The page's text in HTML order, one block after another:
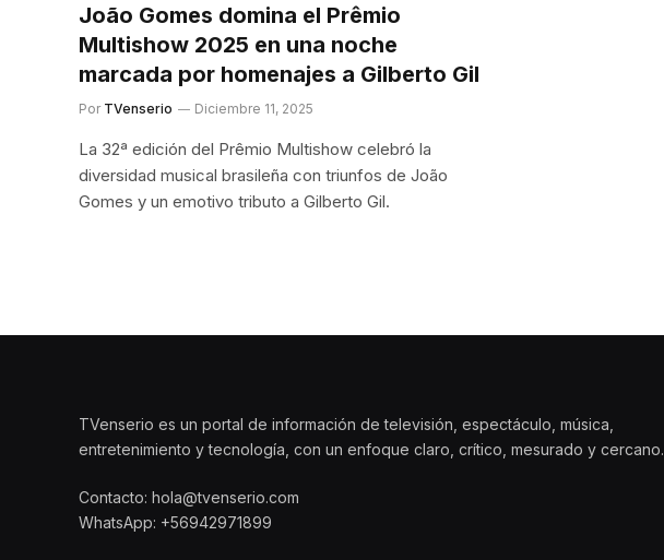
João Gomes domina el Prêmio
Multishow 2025 en una noche
marcada por homenajes a Gilberto Gil
Por TVenserio Diciembre 11, 2025
La 32ª edición del Prêmio Multishow celebró la
diversidad musical brasileña con triunfos de João
Gomes y un emotivo tributo a Gilberto Gil.
TVenserio es un portal de información de televisión, espectáculo, música,
entretenimiento y tecnología, con un enfoque claro, crítico, mesurado y cercano.
Contacto: hola@tvenserio.com
WhatsApp: +56942971899